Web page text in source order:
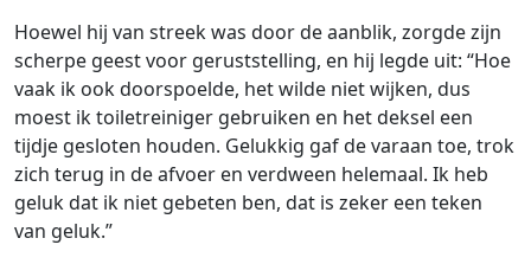
Hoewel hij van streek was door de aanblik, zorgde zijn
scherpe geest voor geruststelling, en hij legde uit: “Hoe
vaak ik ook doorspoelde, het wilde niet wijken, dus
moest ik toiletreiniger gebruiken en het deksel een
tijdje gesloten houden. Gelukkig gaf de varaan toe, trok
zich terug in de afvoer en verdween helemaal. Ik heb
geluk dat ik niet gebeten ben, dat is zeker een teken
van geluk.”